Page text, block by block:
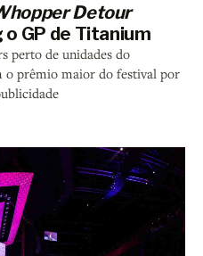
Detour
GP de Titanium
perto de unidades do
o prêmio maior do festival por